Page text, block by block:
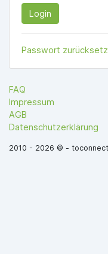
Login
Passwort
FAQ
Impressum
AGB
Datenschutzerklärung
2010 - 2026 © -